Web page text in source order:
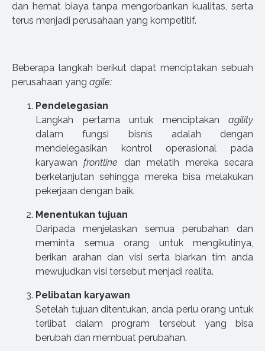
dan hemat biaya tanpa mengorbankan kualitas, serta
terus menjadi perusahaan yang kompetitif.
Beberapa langkah berikut dapat menciptakan sebuah
perusahaan yang agile:
Pendelegasian
Langkah pertama untuk menciptakan agility
dalam fungsi bisnis adalah dengan
mendelegasikan kontrol operasional pada
karyawanfrontline dan melatih mereka secara
berkelanjutan sehingga mereka bisa melakukan
pekerjaan dengan baik.
Menentukan tujuan
Daripada menjelaskan semua perubahan dan
meminta semua orang untuk mengikutinya,
berikan arahan dan visi serta biarkan tim anda
mewujudkan visi tersebut menjadi realita.
Pelibatan karyawan
Setelah tujuan ditentukan, anda perlu orang untuk
terlibat dalam program tersebut yang bisa
berubah dan membuat perubahan.